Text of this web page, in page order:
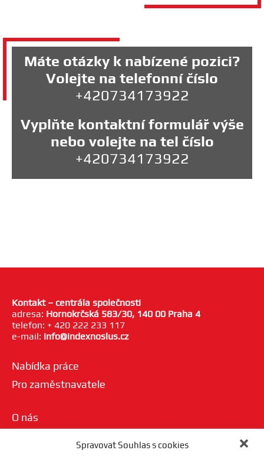
Spravovat Souhlas s cookies
Máte otázky k nabízené pozici?
Volejte na telefonní číslo
+420734173922
Vyplňte kontaktní formulář výše
nebo volejte na tel číslo
+420734173922
Kontakt – centrála společnosti
adresa: Hornokrčská 583/30, 140 00 Praha 4
telefon: + 420 222 233 117
e-mail: info@indexnoslus.cz
Nabídka práce
Pro zaměstnavatele
O nás